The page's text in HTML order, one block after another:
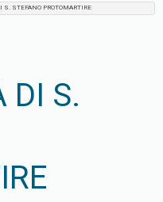
S. STEFANO PROTOMARTIRE
DI S.